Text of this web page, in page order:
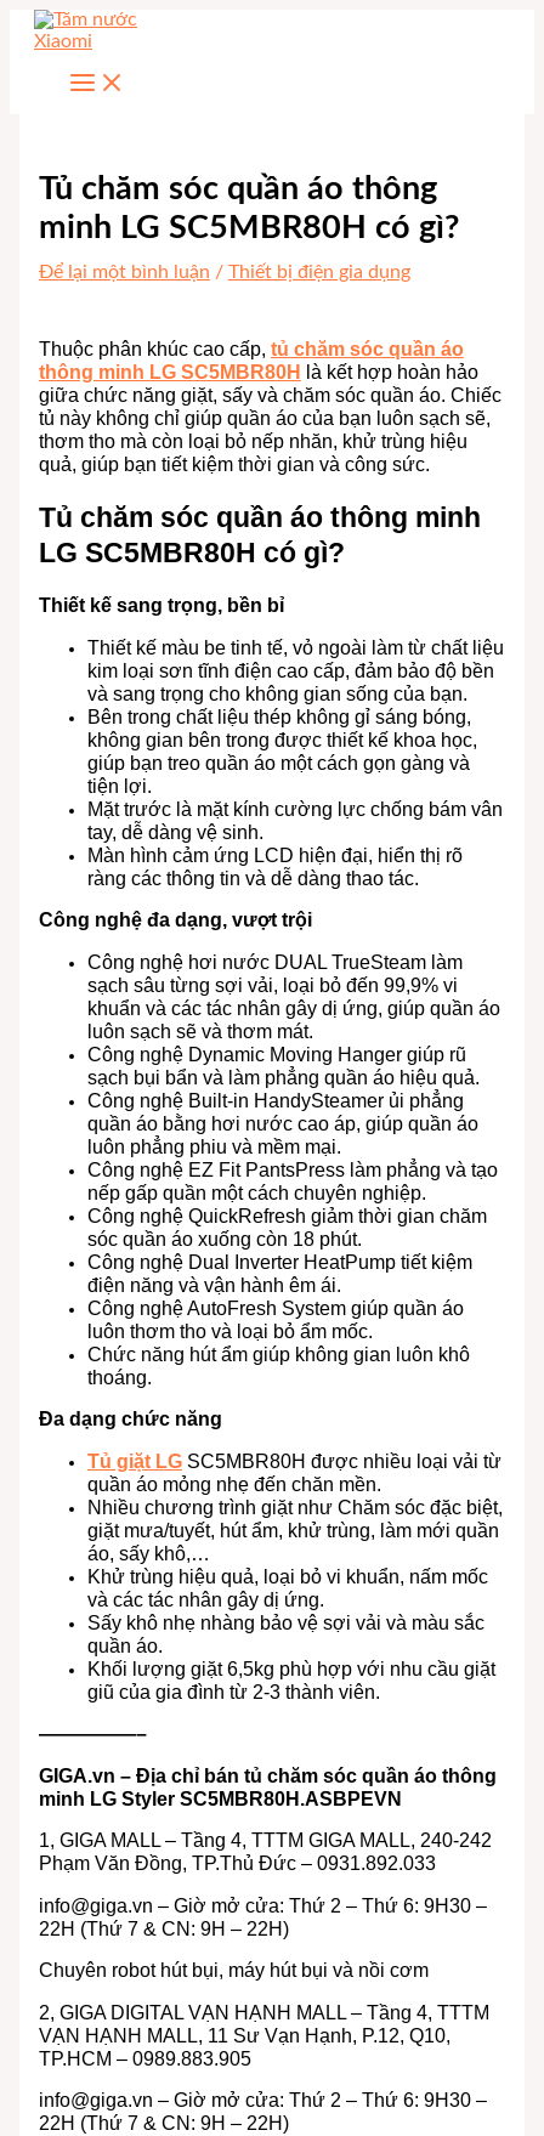
Nhảy
nội
Tủ chăm sóc quần áo thông
minh LG SC5MBR80H có gì?
Để lại một bình luận / Thiết bị điện gia dụng
Thuộc phân khúc cao cấp, tủ chăm sóc quần áo
thông minh LG SC5MBR80H
là kết hợp hoàn hảo
giữa chức năng giặt, sấy và chăm sóc quần áo. Chiếc
tủ này không chỉ giúp quần áo của bạn luôn sạch sẽ,
thơm tho mà còn loại bỏ nếp nhăn, khử trùng hiệu
quả, giúp bạn tiết kiệm thời gian và công sức.
Tủ chăm sóc quần áo thông minh
LG SC5MBR80H có gì?
Thiết kế sang trọng, bền bỉ
Thiết kế màu be tinh tế, vỏ ngoài làm từ chất liệu
kim loại sơn tĩnh điện cao cấp, đảm bảo độ bền
và sang trọng cho không gian sống của bạn.
Bên trong chất liệu thép không gỉ sáng bóng,
không gian bên trong được thiết kế khoa học,
giúp bạn treo quần áo một cách gọn gàng và
tiện lợi.
Mặt trước là mặt kính cường lực chống bám vân
tay, dễ dàng vệ sinh.
Màn hình cảm ứng LCD hiện đại, hiển thị rõ
ràng các thông tin và dễ dàng thao tác.
Công nghệ đa dạng, vượt trội
Công nghệ hơi nước DUAL TrueSteam làm
sạch sâu từng sợi vải, loại bỏ đến 99,9% vi
khuẩn và các tác nhân gây dị ứng, giúp quần áo
luôn sạch sẽ và thơm mát.
Công nghệ Dynamic Moving Hanger giúp rũ
sạch bụi bẩn và làm phẳng quần áo hiệu quả.
Công nghệ Built-in HandySteamer ủi phẳng
quần áo bằng hơi nước cao áp, giúp quần áo
luôn phẳng phiu và mềm mại.
Công nghệ EZ Fit PantsPress làm phẳng và tạo
nếp gấp quần một cách chuyên nghiệp.
Công nghệ QuickRefresh giảm thời gian chăm
sóc quần áo xuống còn 18 phút.
Công nghệ Dual Inverter HeatPump tiết kiệm
điện năng và vận hành êm ái.
Công nghệ AutoFresh System giúp quần áo
luôn thơm tho và loại bỏ ẩm mốc.
Chức năng hút ẩm giúp không gian luôn khô
thoáng.
Đa dạng chức năng
Tủ giặt LGSC5MBR80H được nhiều loại vải từ
quần áo mỏng nhẹ đến chăn mền.
Nhiều chương trình giặt như Chăm sóc đặc biệt,
giặt mưa/tuyết, hút ẩm, khử trùng, làm mới quần
áo, sấy khô,…
Khử trùng hiệu quả, loại bỏ vi khuẩn, nấm mốc
và các tác nhân gây dị ứng.
Sấy khô nhẹ nhàng bảo vệ sợi vải và màu sắc
quần áo.
Khối lượng giặt 6,5kg phù hợp với nhu cầu giặt
giũ của gia đình từ 2-3 thành viên.
—————–
GIGA.vn – Địa chỉ bán tủ chăm sóc quần áo thông
minh LG Styler SC5MBR80H.ASBPEVN
1, GIGA MALL – Tầng 4, TTTM GIGA MALL, 240-242
Phạm Văn Đồng, TP.Thủ Đức – 0931.892.033
info@giga.vn – Giờ mở cửa: Thứ 2 – Thứ 6: 9H30 –
22H (Thứ 7 & CN: 9H – 22H)
Chuyên robot hút bụi, máy hút bụi và nồi cơm
2, GIGA DIGITAL VẠN HẠNH MALL – Tầng 4, TTTM
VẠN HẠNH MALL, 11 Sư Vạn Hạnh, P.12, Q10,
TP.HCM – 0989.883.905
info@giga.vn – Giờ mở cửa: Thứ 2 – Thứ 6: 9H30 –
22H (Thứ 7 & CN: 9H – 22H)